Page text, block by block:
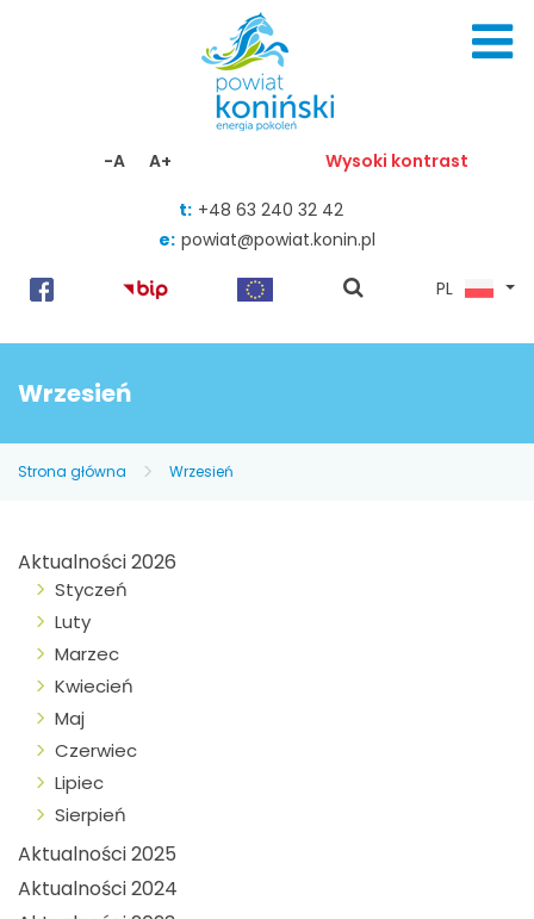
-A A+ Wysoki kontrast
t: +48 63 240 32 42
e: powiat@powiat.konin.pl
pokaż
PL
Wrzesień
Strona główna Wrzesień
Aktualności 2026
Styczeń
Luty
Marzec
Kwiecień
Maj
Czerwiec
Lipiec
Sierpień
Aktualności 2025
Aktualności 2024